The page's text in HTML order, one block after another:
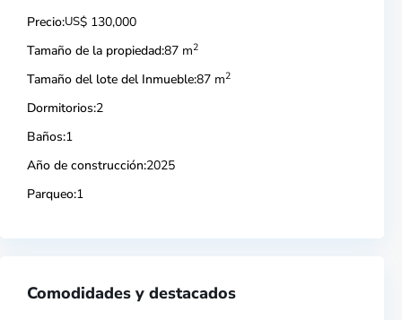
Precio:US$ 130,000
Tamaño de la propiedad:87 m2
Tamaño del lote del Inmueble:87 m2
Dormitorios:2
Baños:1
Año de construcción:2025
Parqueo:1
Comodidades y destacados